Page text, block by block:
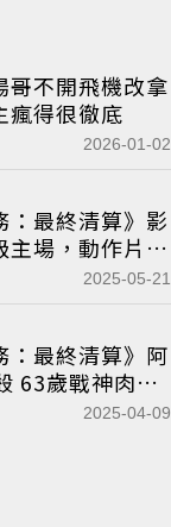
哥不開飛機改拿
瘋得很徹底
2026-01-02
：最終清算》影
主場，動作片有
2025-05-21
：最終清算》阿
63歲戰神肉身
2025-04-09